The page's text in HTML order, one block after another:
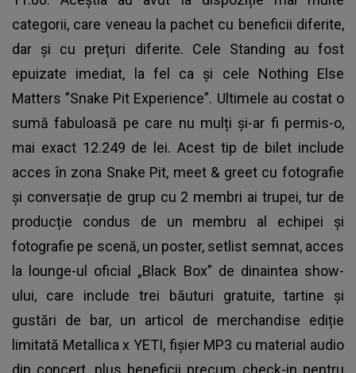
categorii, care veneau la pachet cu beneficii diferite,
dar și cu prețuri diferite. Cele Standing au fost
epuizate imediat, la fel ca și cele Nothing Else
Matters ”Snake Pit Experience”. Ultimele au costat o
sumă fabuloasă pe care nu mulți și-ar fi permis-o,
mai exact 12.249 de lei. Acest tip de bilet include
acces în zona Snake Pit, meet & greet cu fotografie
și conversație de grup cu 2 membri ai trupei, tur de
producție condus de un membru al echipei și
fotografie pe scenă, un poster, setlist semnat, acces
la lounge-ul oficial „Black Box” de dinaintea show-
ului, care include trei băuturi gratuite, tartine și
gustări de bar, un articol de merchandise ediție
limitată Metallica x YETI, fișier MP3 cu material audio